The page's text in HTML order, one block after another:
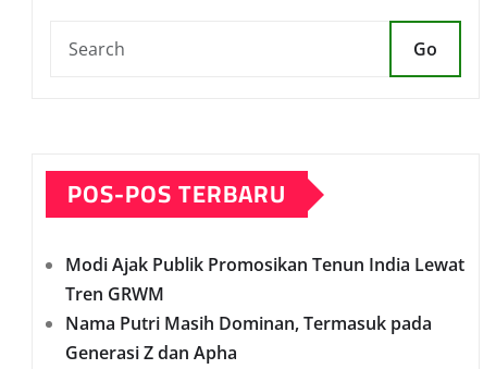
Go
POS-POS TERBARU
Modi Ajak Publik Promosikan Tenun India Lewat
Tren GRWM
Nama Putri Masih Dominan, Termasuk pada
Generasi Z dan Apha